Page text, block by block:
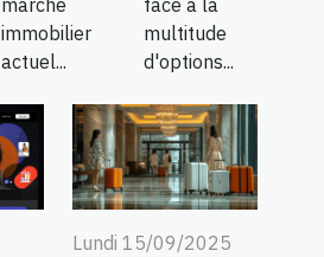
marché
immobilier
actuel...
face à la
multitude
d'options...
Lundi 15/09/2025